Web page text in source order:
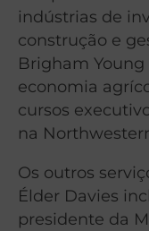
indústrias de
construção e
Brigham
economia
cursos
na
Os outros
Élder Davies
presidente da